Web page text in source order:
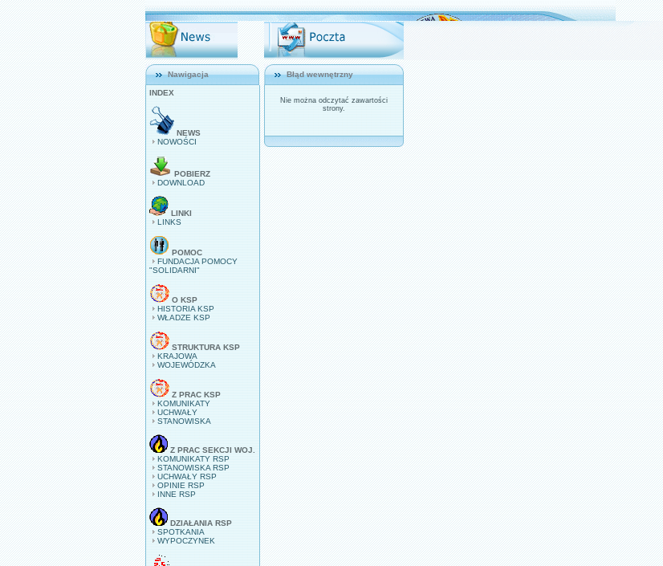
Nawigacja
INDEX
NEWS
NOWOŚCI
POBIERZ
DOWNLOAD
LINKI
LINKS
POMOC
FUNDACJA POMOCY
"SOLIDARNI"
O KSP
HISTORIA KSP
WŁADZE KSP
STRUKTURA KSP
KRAJOWA
WOJEWÓDZKA
Z PRAC KSP
KOMUNIKATY
UCHWAŁY
STANOWISKA
Z PRAC SEKCJI WOJ.
KOMUNIKATY RSP
STANOWISKA RSP
UCHWAŁY RSP
OPINIE RSP
INNE RSP
DZIAŁANIA RSP
SPOTKANIA
WYPOCZYNEK
Błąd wewnętrzny
Nie można odczytać zawartości
strony.